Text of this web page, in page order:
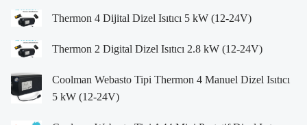
Thermon 4 Dijital Dizel Isıtıcı 5 kW (12-24V)
Thermon 2 Digital Dizel Isıtıcı 2.8 kW (12-24V)
Coolman Webasto Tipi Thermon 4 Manuel Dizel Isıtıcı
5 kW (12-24V)